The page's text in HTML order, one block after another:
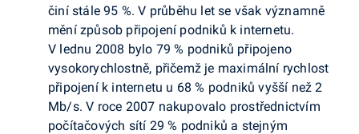
činí stále 95 %. V průběhu let se však významně
mění způsob připojení podniků k internetu.
V lednu 2008 bylo 79 % podniků připojeno
vysokorychlostně, přičemž je maximální rychlost
připojení k internetu u 68 % podniků vyšší než 2
Mb/s. V roce 2007 nakupovalo prostřednictvím
počítačových sítí 29 % podniků a stejným